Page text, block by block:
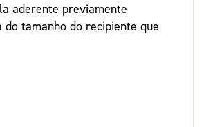
aderente previamente
tamanho do recipiente que